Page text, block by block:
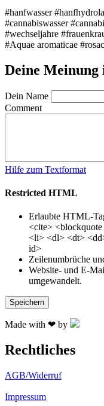
#hanfwasser
#cannabiswasser
#wechseljahre
#Aquae aromaticae
Deine Meinung
Dein Name
Comment
Hilfe zum Textformat
Restricted HTML
Erlaubte HTML-
<cite>
<li> <dl> <dt>
id>
Zeilenumbrüche
Website- und E-
umgewandelt.
Made with ❤ by
Rechtliches
AGB/Widerruf
Impressum